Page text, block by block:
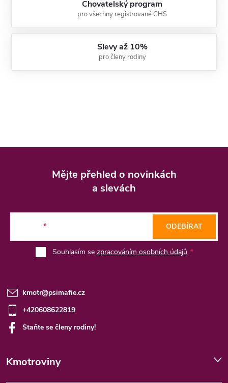
Chovatelský program
pro všechny registrované CHS
Slevy až 10%
pro členy rodiny
Mějte přehled o novinkách
a slevách
Souhlasím se zpracováním osobních údajů.
ODEBÍRAT
kmotr@psimafie.cz
+420608622819
Staňte se členy rodiny!
Kmotroviny